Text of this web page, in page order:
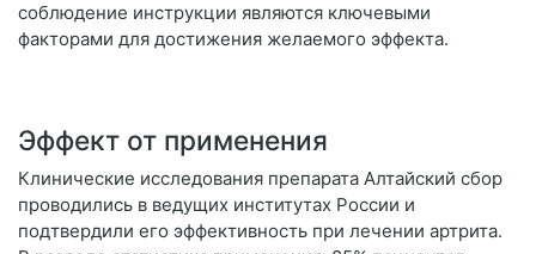
соблюдение инструкции являются ключевыми
факторами для достижения желаемого эффекта.
Эффект от применения
Клинические исследования препарата Алтайский сбор
проводились в ведущих институтах России и
подтвердили его эффективность при лечении артрита.